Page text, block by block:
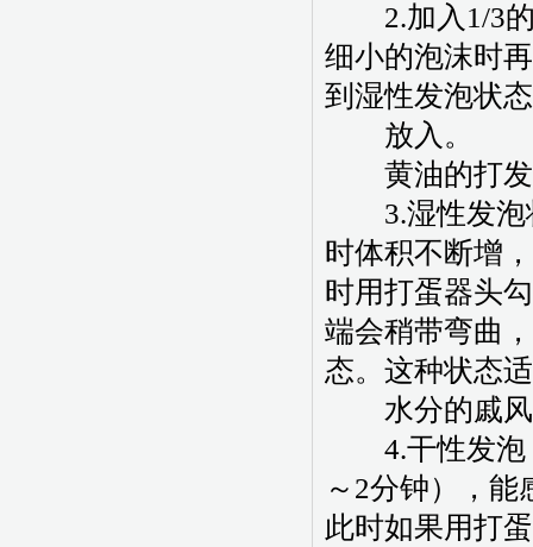
2.加入1/3的
细小的泡沫时
到湿性发泡状
放入。
黄油的打发
3.湿性发泡
时体积不断增
时用打蛋器头
端会稍带弯曲
态。这种状态
水分的戚风
4.干性发泡
～2分钟），
此时如果用打